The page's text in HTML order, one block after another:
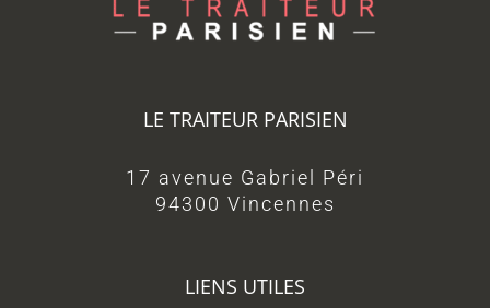
LE TRAITEUR PARISIEN
17 avenue Gabriel Péri
94300 Vincennes
LIENS UTILES